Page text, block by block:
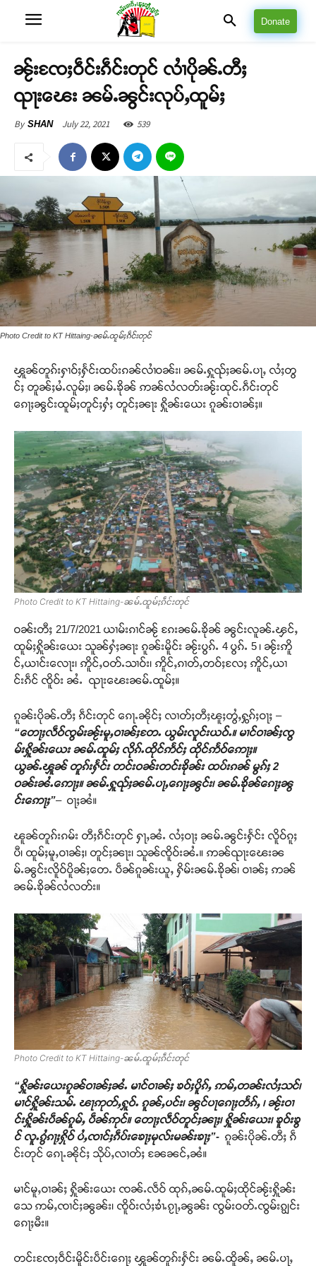
Donate
ၼႂ်းၸႄႈဝဵင်းၵဵင်းတုင် လၢႆပိုၼ်ႉတီႈ
ၺႃးၽေး ၼမ်ႉၼွင်းလုပ်ႇထူမ်ႈ
By SHAN July 22, 2021 539
Photo Credit to KT Hittaing-ၼမ်ႉထူမ်ႈၵဵင်းတုင်
ၾူၼ်တူၵ်းႁၢဝ်ႈႁႅင်းထပ်းၵၼ်လၢႆဝၼ်း၊ ၼမ်ႉႁူၺ်ႈၼမ်ႉပႃႇ လႆႈတွ
င်ႈ တူၼ်ႈမႆႉလူမ်ႈ၊ ၼမ်ႉၶိုၼ် ဢၼ်လႆလတ်းၼႂ်းထုင်ႉၵဵင်းတုင်
ၵေႃႈၼွင်းထူမ်ႈတူင်ႈႁႆႈ တူင်ႈၼႃး ႁိူၼ်းယေး ၵူၼ်းဝၢၼ်ႈ။
Photo Credit to KT Hittaing-ၼမ်ႉထူမ်ႈၵဵင်းတုင်
ဝၼ်းတီႈ 21/7/2021 ယၢမ်းၵၢင်ၼႂ် ၵႄးၼမ်ႉၶိုၼ် ၼွင်းလူၼ်ႉၾင်ႇ
ထူမ်ႈႁိူၼ်းယေး သူၼ်ႁႆႈၼႃး ၵူၼ်းမိူင်း ၼႂ်းပွၵ်ႉ 4 ပွၵ်ႉ 5 ၊ ၼႂ်းဢိူ
င်ႇယၢင်းလေႃး၊ ဢိူင်ႇဝတ်ႉသၢဝ်း၊ ဢိူင်ႇၵၢတ်ႇတဝ်ႈလႄႈ ဢိူင်ႇယၢ
င်းၵဵင် ၸိူဝ်း ၼႆႉ ၺႃးၽေးၼမ်ႉထူမ်ႈ။
ၵူၼ်းပိုၼ်ႉတီႈ ၵဵင်းတုင် ၵေႃႉၼိုင်ႈ လၢတ်ႈတီႈၽူႈတွႆႇႁွၵ်ႈဝႃႈ –
“တေႃႈလဵဝ်ၸွမ်းၼႂ်းမူႇဝၢၼ်ႈတႄႉ ယွမ်းလူင်းယဝ်ႉ။ မၢင်ဝၢၼ်ႈၸွ
မ်းႁိူၼ်းယေး ၼမ်ႉထူမ်ႈ လိုၵ်ႉထိုင်ဢႅင်ႈ ထိုင်ဢႅဝ်ဢေႃႈ။
ယွၼ်ႉၾူၼ် တူၵ်းႁႅင်း တင်းဝၼ်းတင်းၶိုၼ်း ထပ်းၵၼ် မွၵ်ႈ2
ဝၼ်းၼႆႉဢေႃႈ။ ၼမ်ႉႁူၺ်ႈၼမ်ႉပႃႇၵေႃႈၼွင်း၊ ၼမ်ႉၶိုၼ်ၵေႃႈၼွ
င်းဢေႃႈ”– ဝႃႈၼႆ။
ၽူၼ်တူၵ်းၵမ်း တီႈၵဵင်းတုင် ႁႃႇၼႆႉ လႆႈဝႃႈ ၼမ်ႉၼွင်းႁႅင်း လိူဝ်ၵူႈ
ပီ၊ ထူမ်ႈမူႇဝၢၼ်ႈ၊ တူင်ႈၼႃး၊ သူၼ်ၸိူဝ်းၼႆႉ။ ဢၼ်ၺႃးၽေးၼ
မ်ႉၼွင်းလိူဝ်ပိူၼ်ႈတေႉ ပဵၼ်ၵူၼ်းယူႇ ႁိမ်းၼမ်ႉၶိုၼ်၊ ဝၢၼ်ႈ ဢၼ်
ၼမ်ႉၶိုၼ်လႆလတ်း။
Photo Credit to KT Hittaing-ၼမ်ႉထူမ်ႈၵဵင်းတုင်
“ႁိူၼ်းယေးၵူၼ်ဝၢၼ်ႈၼႆႉ မၢင်ဝၢၼ်ႈ ၶဝ်ႈပိူၵ်ႇ ဢမ်ႇတၼ်းလႆႈသင်၊
မၢင်ႁိူၼ်းသမ်ႉ ၽႃဢုတ်ႇႁူဝ်ႉ ၵူၼ်ႇပင်း၊ ၼွင်ပႃၵေႃႈတႅၵ်ႇ ၊ ၼႂ်းဝၢ
င်းႁိူၼ်းပဵၼ်ၵူမ်ႇ ပဵၼ်ဢုင်။ တေႃႈလဵဝ်တူင်ႈၼႃႈ၊ ႁိူၼ်းယေး၊ ၶူဝ်းၶွ
င် လူႉၵွႆၵႃႈႁိုဝ် ပႆႇၸၢင်ႈၵဵပ်းၶေႃႈမုလ်းမၼ်းၶႃႈ”- ၵူၼ်းပိုၼ်ႉတီႈ ၵဵ
င်းတုင် ၵေႃႉၼိုင်ႈ သိုပ်ႇလၢတ်ႈ ၼႄၼင်ႇၼႆ။
မၢင်မူႇဝၢၼ်ႈ ႁိူၼ်းယေး ၸၼ်ႉလဵဝ် ထုၵ်ႇၼမ်ႉထူမ်ႈထိုင်ၼႂ်းႁိူၼ်း
သေ ဢမ်ႇၸၢင်ႈၼွၼ်း၊ ၸိူဝ်းလႆႈၶၢႆႉၵႂႃႇၼွၼ်း ၸွမ်းဝတ်ႉၸွမ်းၵျွင်း
ၵေႃႈမီး။
တင်းၸႄႈဝဵင်းမိူင်းပဵင်းၵေႃႈ ၾူၼ်တူၵ်းႁႅင်း ၼမ်ႉထိူၼ်ႇ ၼမ်ႉပႃႇ